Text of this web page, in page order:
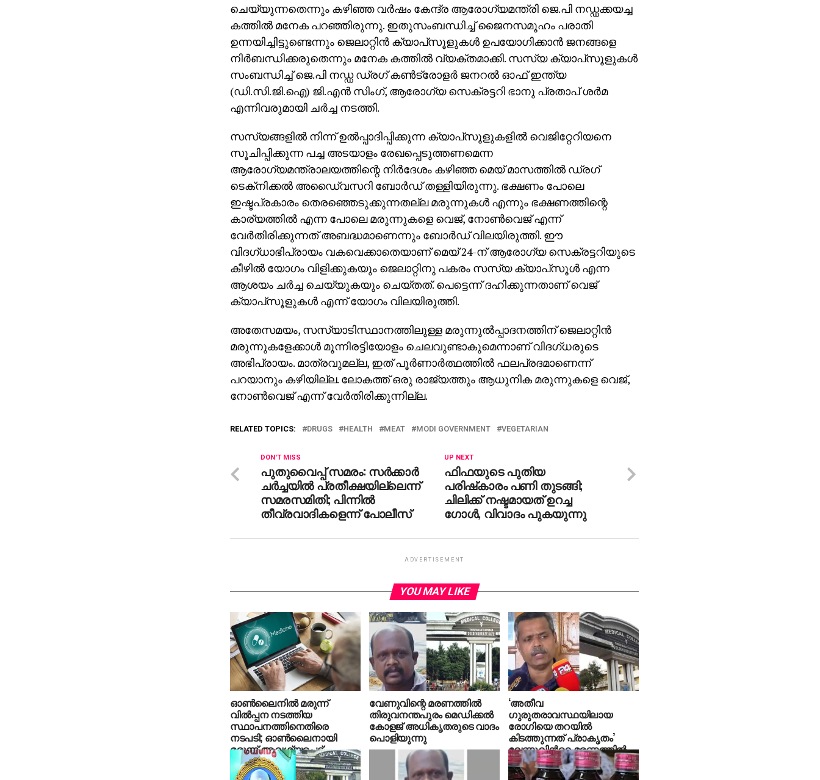
ചെയ്യുന്നതെന്നും കഴിഞ്ഞ വര്‍ഷം കേന്ദ്ര ആരോഗ്യമന്ത്രി ജെ.പി നഡ്ഡക്കയച്ച
കത്തില്‍ മനേക പറഞ്ഞിരുന്നു. ഇതുസംബന്ധിച്ച് ജൈനസമൂഹം പരാതി
ഉന്നയിച്ചിട്ടുണ്ടെന്നും ജെലാറ്റിന്‍ ക്യാപ്‌സൂളുകള്‍ ഉപയോഗിക്കാന്‍ ജനങ്ങളെ
നിര്‍ബന്ധിക്കരുതെന്നും മനേക കത്തില്‍ വ്യക്തമാക്കി. സസ്യ ക്യാപ്‌സൂളുകള്‍
സംബന്ധിച്ച് ജെ.പി നഡ്ഡ ഡ്രഗ് കണ്‍ട്രോളര്‍ ജനറല്‍ ഓഫ് ഇന്ത്യ
(ഡി.സി.ജി.ഐ) ജി.എന്‍ സിംഗ്, ആരോഗ്യ സെക്രട്ടറി ഭാനു പ്രതാപ് ശര്‍മ
എന്നിവരുമായി ചര്‍ച്ച നടത്തി.
സസ്യങ്ങളില്‍ നിന്ന് ഉല്‍പ്പാദിപ്പിക്കുന്ന ക്യാപ്‌സൂളുകളില്‍ വെജിറ്റേറിയനെ
സൂചിപ്പിക്കുന്ന പച്ച അടയാളം രേഖപ്പെടുത്തണമെന്ന
ആരോഗ്യമന്ത്രാലയത്തിന്റെ നിര്‍ദേശം കഴിഞ്ഞ മെയ് മാസത്തില്‍ ഡ്രഗ്
ടെക്‌നിക്കല്‍ അഡൈ്വസറി ബോര്‍ഡ് തള്ളിയിരുന്നു. ഭക്ഷണം പോലെ
ഇഷ്ടപ്രകാരം തെരഞ്ഞെടുക്കുന്നതല്ല മരുന്നുകള്‍ എന്നും ഭക്ഷണത്തിന്റെ
കാര്യത്തില്‍ എന്ന പോലെ മരുന്നുകളെ വെജ്, നോണ്‍വെജ് എന്ന്
വേര്‍തിരിക്കുന്നത് അബദ്ധമാണെന്നും ബോര്‍ഡ് വിലയിരുത്തി. ഈ
വിദഗ്ധാഭിപ്രായം വകവെക്കാതെയാണ് മെയ് 24-ന് ആരോഗ്യ സെക്രട്ടറിയുടെ
കീഴില്‍ യോഗം വിളിക്കുകയും ജെലാറ്റിനു പകരം സസ്യ ക്യാപ്‌സൂള്‍ എന്ന
ആശയം ചര്‍ച്ച ചെയ്യുകയും ചെയ്തത്. പെട്ടെന്ന് ദഹിക്കുന്നതാണ് വെജ്
ക്യാപ്‌സൂളുകള്‍ എന്ന് യോഗം വിലയിരുത്തി.
അതേസമയം, സസ്യാടിസ്ഥാനത്തിലുള്ള മരുന്നുല്‍പ്പാദനത്തിന് ജെലാറ്റിന്‍
മരുന്നുകളേക്കാള്‍ മൂന്നിരട്ടിയോളം ചെലവുണ്ടാകുമെന്നാണ് വിദഗ്ധരുടെ
അഭിപ്രായം. മാത്രവുമല്ല, ഇത് പൂര്‍ണാര്‍ത്ഥത്തില്‍ ഫലപ്രദമാണെന്ന്
പറയാനും കഴിയില്ല. ലോകത്ത് ഒരു രാജ്യത്തും ആധുനിക മരുന്നുകളെ വെജ്,
നോണ്‍വെജ് എന്ന് വേര്‍തിരിക്കുന്നില്ല.
RELATED TOPICS: DRUGS HEALTH MEAT MODI GOVERNMENT VEGETARIAN
UP NEXT
ഫിഫയുടെ പുതിയ
പരിഷ്‌കാരം പണി തുടങ്ങി;
ചിലിക്ക് നഷ്ടമായത് ഉറച്ച
ഗോള്‍, വിവാദം പുകയുന്നു
DON'T MISS
പുതുവൈപ്പ് സമരം: സര്‍ക്കാര്‍
ചര്‍ച്ചയില്‍ പ്രതീക്ഷയില്ലെന്ന്
സമരസമിതി; പിന്നില്‍
തീവ്രവാദികളെന്ന് പോലീസ്
ADVERTISEMENT
YOU MAY LIKE
ഓണ്‍ലൈനില്‍ മരുന്ന്
വില്‍പ്പന നടത്തിയ
സ്ഥാപനത്തിനെതിരെ
നടപടി; ഓണ്‍ലൈനായി
മരുന്ന് ആവശ്യപ്പെട്ട്
വിദഗ്ധമായി പിടികൂടി
വേണുവിന്റെ മരണത്തിൽ
തിരുവനന്തപുരം മെഡിക്കൽ
കോളജ് അധികൃതരുടെ വാദം
പൊളിയുന്നു
‘അതീവ
ഗുരുതരാവസ്ഥയിലായ
രോഗിയെ തറയിൽ
കിടത്തുന്നത് പ്രാകൃതം’
വേണുവിന്‍റെ മരണത്തിൽ
വിമർശനവുമായി ഹാരിസ്
ചിറക്കൽ